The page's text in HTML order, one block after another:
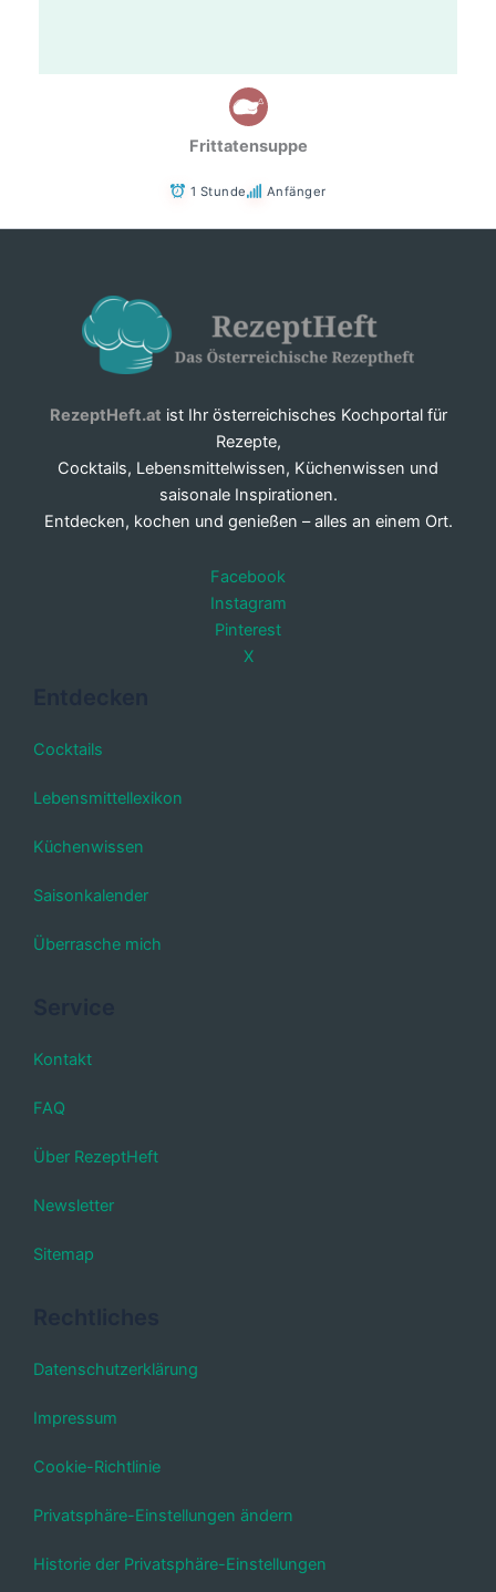
Frittatensuppe
1 Stunde Anfänger
RezeptHeft.at ist Ihr österreichisches Kochportal für
Rezepte,
Cocktails, Lebensmittelwissen, Küchenwissen und
saisonale Inspirationen.
Entdecken, kochen und genießen – alles an einem Ort.
Facebook
Instagram
Pinterest
X
Cocktails
Lebensmittellexikon
Küchenwissen
Saisonkalender
Überrasche mich
Kontakt
FAQ
Über RezeptHeft
Newsletter
Sitemap
Datenschutzerklärung
Impressum
Cookie-Richtlinie
Privatsphäre-Einstellungen ändern
Historie der Privatsphäre-Einstellungen